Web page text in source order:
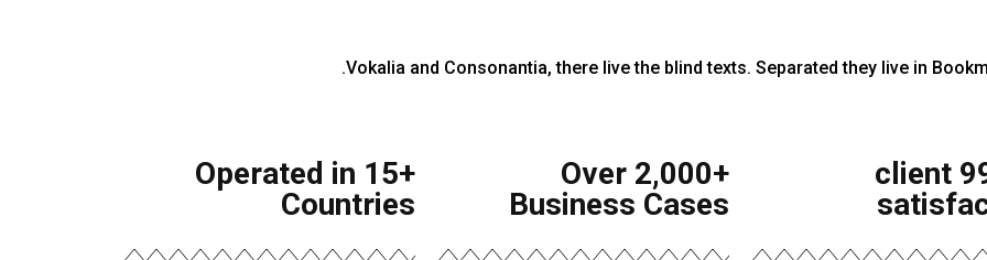
Vokalia and Consonantia, there live the blind texts. Separated they live in
99.9% client
Over 2,000+
Business Cases
Operated in 15+
Countries